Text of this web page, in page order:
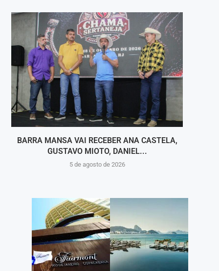
BARRA MANSA VAI RECEBER ANA CASTELA,
GUSTAVO MIOTO, DANIEL...
5 de agosto de 2026